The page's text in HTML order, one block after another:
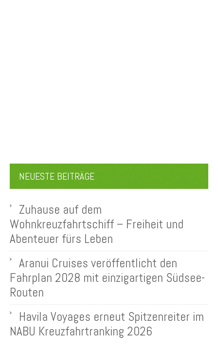
NEUESTE BEITRÄGE
Zuhause auf dem
Wohnkreuzfahrtschiff – Freiheit und
Abenteuer fürs Leben
Aranui Cruises veröffentlicht den
Fahrplan 2028 mit einzigartigen Südsee-
Routen
Havila Voyages erneut Spitzenreiter im
NABU Kreuzfahrtranking 2026